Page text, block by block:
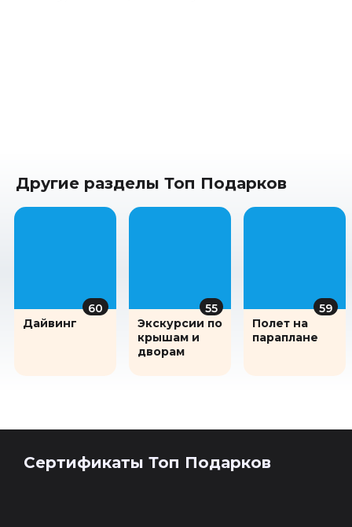
Другие разделы Топ Подарков
60
Дайвинг
55
Экскурсии по
крышам и
дворам
59
Полет на
параплане
Сертификаты Топ Подарков